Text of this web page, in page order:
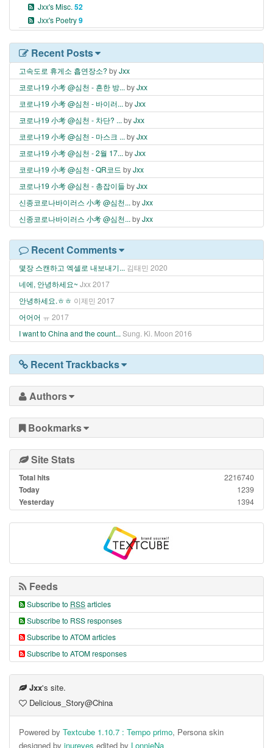
Jxx's Misc. 52
Jxx's Poetry9
Recent Posts
고속도로 휴게소 흡연장소? byJxx
코로나19 小考 @심천 - 흔한 방... byJxx
코로나19 小考 @심천 - 바이러... byJxx
코로나19 小考 @심천 - 차단? ... byJxx
코로나19 小考 @심천 - 마스크 ... byJxx
코로나19 小考 @심천 - 2월 17... byJxx
코로나19 小考 @심천 - QR코드 byJxx
코로나19 小考 @심천 - 총잡이들 byJxx
신종코로나바이러스 小考 @심천... byJxx
신종코로나바이러스 小考 @심천... byJxx
Recent Comments
몇장 스캔하고 엑셀로 내보내기... 김태민 2020
네에, 안녕하세요~ Jxx2017
안녕하세요.ㅎㅎ 이제민 2017
어어어 ㅠ 2017
I want to China and the count... Sung. Ki. Moon 2016
Recent Trackbacks
Authors
Bookmarks
Site Stats
Total hits 2216740
Today 1239
Yesterday 1394
Feeds
Subscribe to RSSarticles
Subscribe to RSS responses
Subscribe to ATOM articles
Subscribe to ATOM responses
Jxx's site.
Delicious_Story@China
Powered by Textcube 1.10.7 : Tempo primo, Persona skin
designed by inureyes edited by LonnieNa